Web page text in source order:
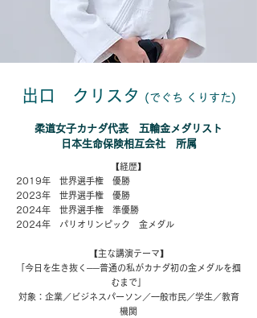
出口 クリスタ (でぐち くりすた)
柔道女子カナダ代表 五輪金メダリスト
​日本生命保険相互会社 所属
【経歴】
2019年 世界選手権 優勝
2023年 世界選手権 優勝
​2024年 世界選手権 準優勝
2024年 パリオリンピック 金メダル
【主な講演テーマ】
「今日を生き抜く──普通の私がカナダ初の金メダルを掴
むまで」
対象：企業／ビジネスパーソン／一般市民／学生／教育
機関